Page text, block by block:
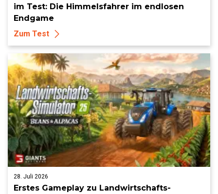
im Test: Die Himmelsfahrer im endlosen
Endgame
Zum Test
28. Juli 2026
Erstes Gameplay zu Landwirtschafts-